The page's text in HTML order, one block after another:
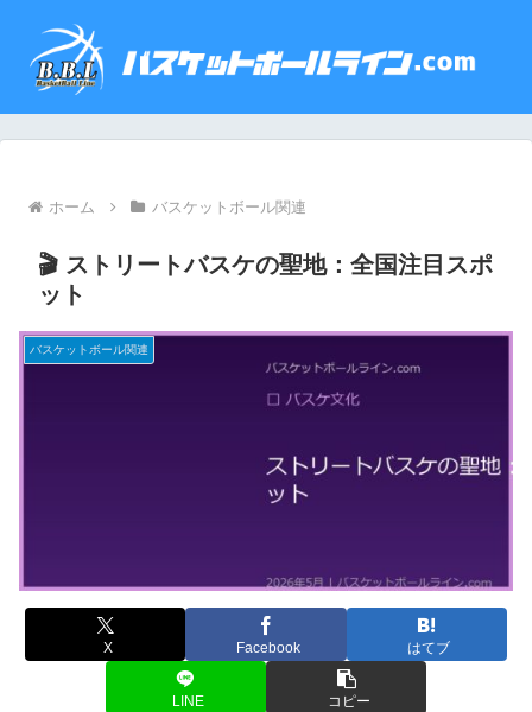
ホーム バスケットボール関連
🎬 ストリートバスケの聖地：全国注目スポ
ット
バスケットボール関連
X Facebook はてブ
LINE コピー